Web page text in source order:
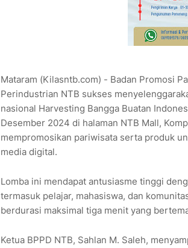
Mataram (Kilasntb.com) - Badan Promosi
Perindustrian NTB sukses
nasional Harvesting Bangga Buatan
Desember 2024 di halaman NTB Mall,
mempromosikan pariwisata serta produk
media digital.
Lomba ini mendapat antusiasme tinggi
termasuk pelajar, mahasiswa, dan
berdurasi maksimal tiga menit yang
Ketua BPPD NTB, Sahlan M. Saleh,